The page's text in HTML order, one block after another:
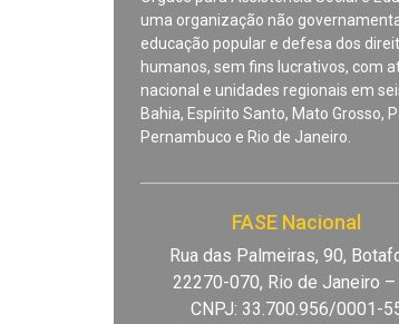
uma organização não
educação popular e defesa dos
humanos, sem fins lucrativos, com
nacional e unidades regionais em
Bahia, Espírito Santo, Mato Grosso,
Pernambuco e Rio de Janeiro.
FASE Nacional
Rua das Palmeiras, 90,
22270-070, Rio de Janeiro –
CNPJ: 33.700.956/0001-